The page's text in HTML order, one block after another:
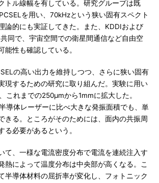
トル線幅を有している。研究グループは既
を用い、70kHzという狭い固有スペクト
論的にも実証してきた。また、KDDIおよび
同で、宇宙空間での衛星間通信など自由空
能性も確認している。
の高い出力を維持しつつ、さらに狭い固有
現するための研究に取り組んだ。実験に用い
これまでの250μmから1mmに拡大した。
導体レーザーに比べ大きな発振面積でも、単
きる。ところがそのためには、面内の共振周
る必要があるという。
て、一様な電流密度分布で電流を連続注入す
熱によって温度分布は中央部が高くなる。こ
半導体材料の屈折率が変化し、フォトニック